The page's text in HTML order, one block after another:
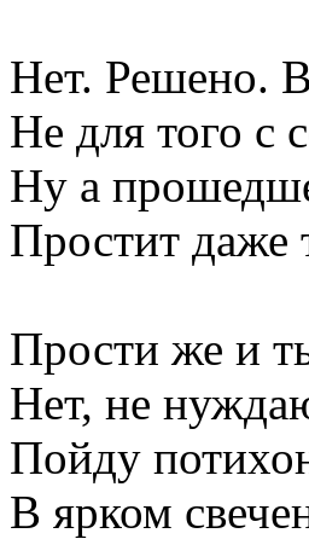
Нет. Решено.
Не для того с
Ну а
Простит даже
Прости же и
Нет, не
Пойду
В ярком